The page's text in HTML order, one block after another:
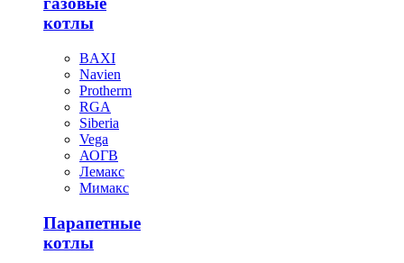
котлы
BAXI
Navien
Protherm
RGA
Siberia
Vega
АОГВ
Лемакс
Мимакс
Парапетные
котлы